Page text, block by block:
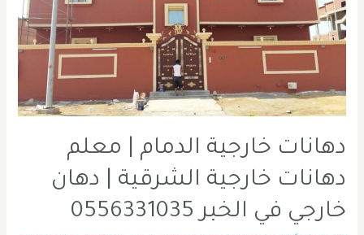
جوتن
في
صباغ
الخبر
دهانات خارجية الدمام | معلم
دهانات خارجية الشرقية | دهان
خارجي في الخبر 0556331035